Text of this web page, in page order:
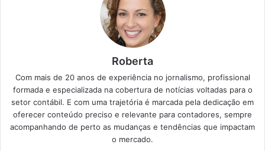
Roberta
Com mais de 20 anos de experiência no jornalismo, profissional
formada e especializada na cobertura de notícias voltadas para o
setor contábil. E com uma trajetória é marcada pela dedicação em
oferecer conteúdo preciso e relevante para contadores, sempre
acompanhando de perto as mudanças e tendências que impactam
o mercado.